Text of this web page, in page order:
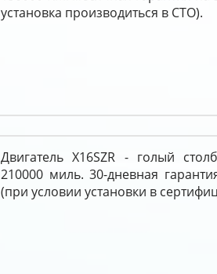
установка производиться в СТО).
Двигатель X16SZR - голый
210000 миль. 30-дневная
(при условии установки в